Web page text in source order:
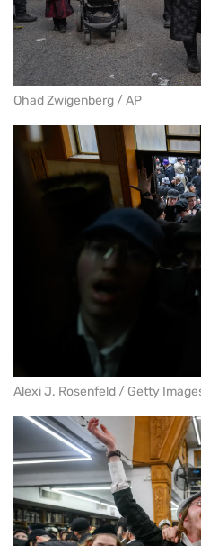
Ohad Zwigenberg / AP
Alexi J. Rosenfeld / Getty